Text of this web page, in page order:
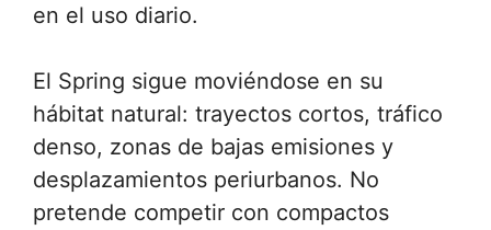
en el uso diario.
El Spring sigue moviéndose en su
hábitat natural: trayectos cortos, tráfico
denso, zonas de bajas emisiones y
desplazamientos periurbanos. No
pretende competir con compactos